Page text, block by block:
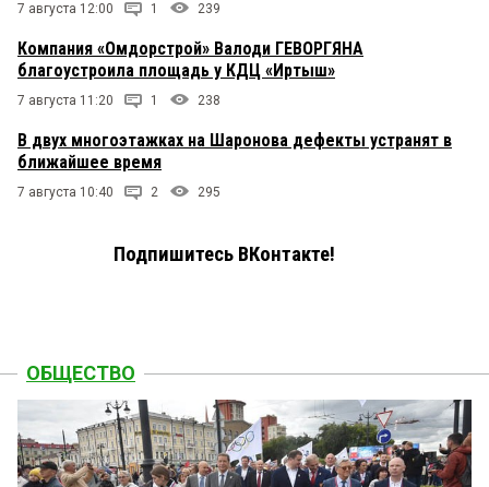
7 августа 12:00 1 239
Компания «Омдорстрой» Валоди ГЕВОРГЯНА
благоустроила площадь у КДЦ «Иртыш»
7 августа 11:20 1 238
В двух многоэтажках на Шаронова дефекты устранят в
ближайшее время
7 августа 10:40 2 295
Подпишитесь ВКонтакте!
ОБЩЕСТВО